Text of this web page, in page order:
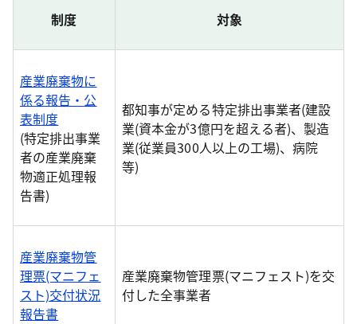
制度 対象
産業廃棄物に
係る報告・公
表制度
(特定排出事業
者の産業廃棄
物適正処理報
告書)
都知事が定める特定排出事業者(建設
業(資本金が3億円を超える者)、製造
業(従業員300人以上の工場)、病院
等)
産業廃棄物管
理票(マニフェ
スト)交付状況
報告書
産業廃棄物管理票(マニフェスト)を交
付した全事業者